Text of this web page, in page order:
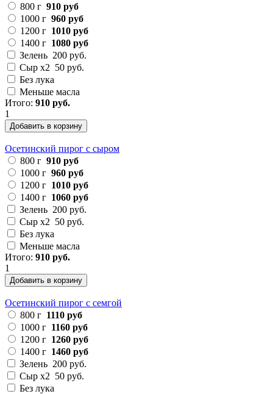
800 г 910 руб
1000 г 960 руб
1200 г 1010 руб
1400 г 1080 руб
Зелень 200 руб.
Сыр х2 50 руб.
Без лука
Меньше масла
Итого: 910 руб.
1
Добавить в корзину
Осетинский пирог с сыром
800 г 910 руб
1000 г 960 руб
1200 г 1010 руб
1400 г 1060 руб
Зелень 200 руб.
Сыр х2 50 руб.
Без лука
Меньше масла
Итого: 910 руб.
1
Добавить в корзину
Осетинский пирог с семгой
800 г 1110 руб
1000 г 1160 руб
1200 г 1260 руб
1400 г 1460 руб
Зелень 200 руб.
Сыр х2 50 руб.
Без лука